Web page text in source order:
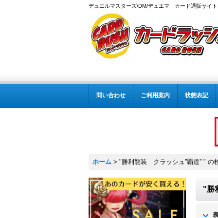
デュエルマスターズ/DM/デュエマ カード通販サイト
問い合わせ ご利用案内 状態表記
ホーム > "勝利龍装 クラッシュ”覇道” " の
"勝